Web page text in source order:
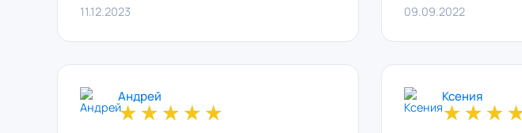
11.12.2023 09.09.2022
Андрей
★★★★★
Ксения
★★★